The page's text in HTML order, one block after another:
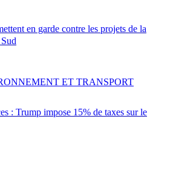
en garde contre les projets de la
: Trump impose 15% de taxes sur le
ET TRANSPORT